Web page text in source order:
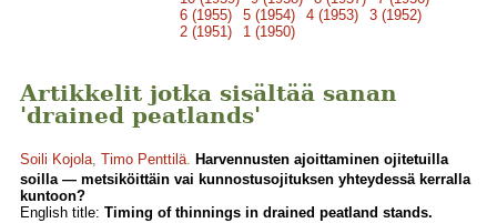
6 (1955)
5 (1954) 4 (1953)
3 (1952)
2 (1951)
1 (1950)
Artikkelit jotka sisältää sanan
'drained peatlands'
Soili Kojola, Timo Penttilä. Harvennusten ajoittaminen ojitetuilla
soilla — metsiköittäin vai kunnostusojituksen yhteydessä kerralla
kuntoon?
English title: Timing of thinnings in drained peatland stands.